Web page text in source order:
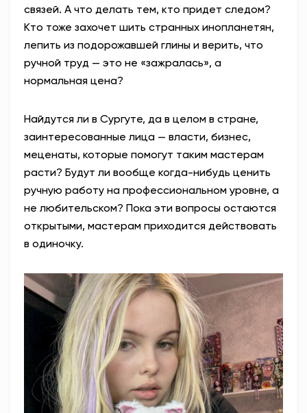
связей. А что делать тем, кто придет следом?
Кто тоже захочет шить странных инопланетян,
лепить из подорожавшей глины и верить, что
ручной труд — это не «зажралась», а
нормальная цена?
Найдутся ли в Сургуте, да в целом в стране,
заинтересованные лица — власти, бизнес,
меценаты, которые помогут таким мастерам
расти? Будут ли вообще когда-нибудь ценить
ручную работу на профессиональном уровне, а
не любительском? Пока эти вопросы остаются
открытыми, мастерам приходится действовать
в одиночку.